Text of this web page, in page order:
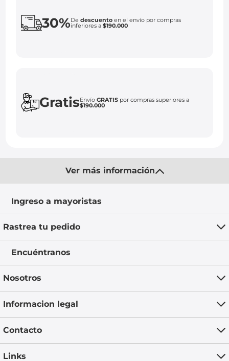
30%Dedescuento en el envío por compras
inferiores a$190.000
GratisEnvíoGRATIS por compras superiores a
$190.000
Ver más información
Ingreso a mayoristas
Rastrea tu pedido
Encuéntranos
Nosotros
Informacion legal
Contacto
Links